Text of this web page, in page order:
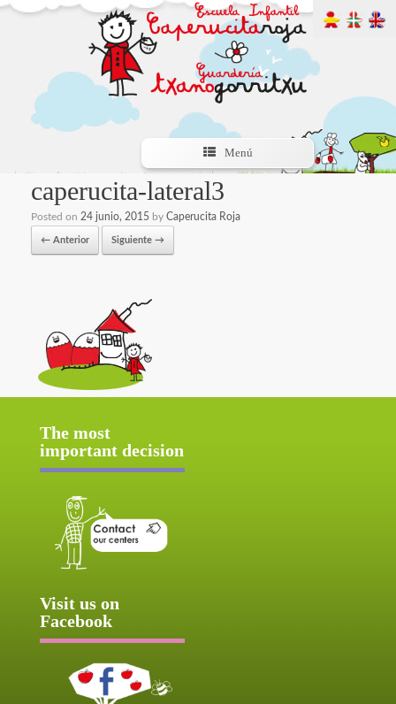
Menú
caperucita-lateral3
Posted on 24 junio, 2015 by Caperucita Roja
← Anterior Siguiente →
The most
important decision
Visit us on
Facebook